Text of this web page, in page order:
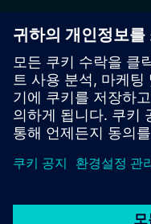
고객문의